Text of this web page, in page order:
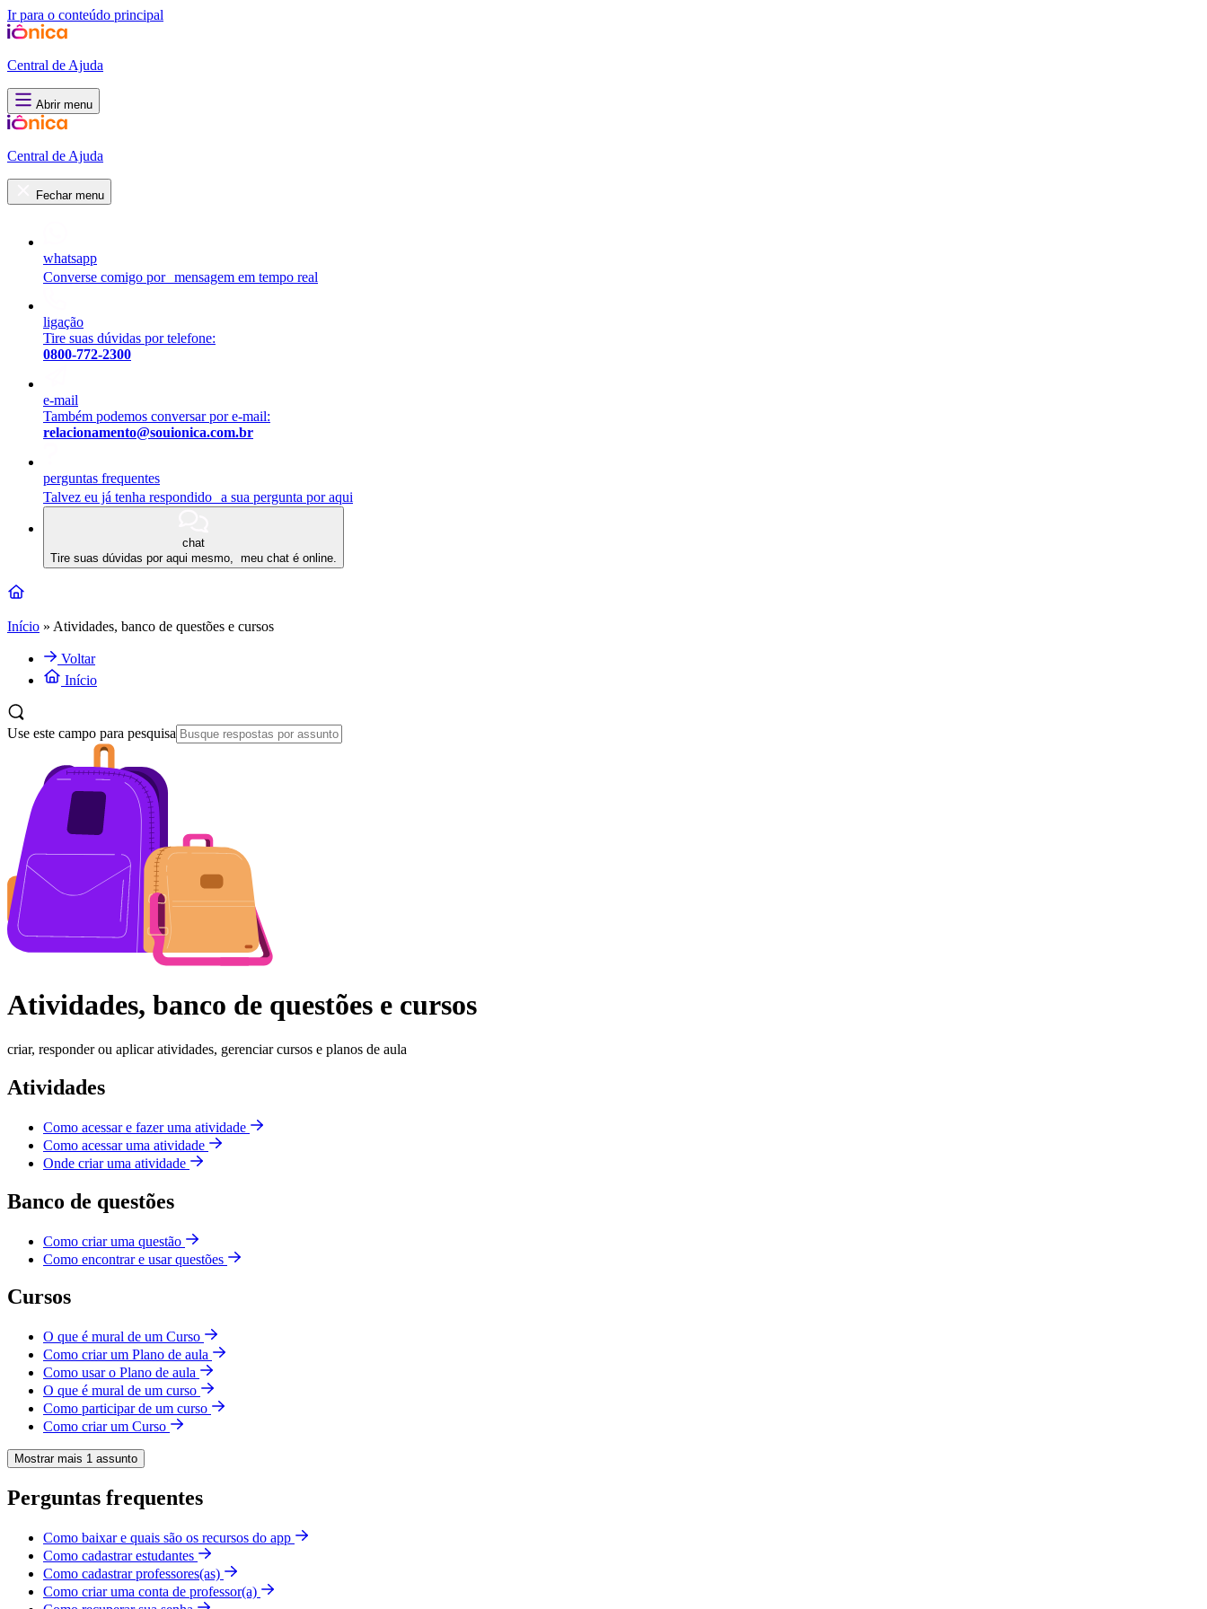
Ir para o conteúdo principal
Central de Ajuda
Abrir menu
Central de Ajuda
Fechar menu
whatsapp
Converse comigo por mensagem em tempo real
ligação
Tire suas dúvidas por telefone:
0800-772-2300
e-mail
Também podemos conversar por e-mail:
relacionamento@souionica.com.br
perguntas frequentes
Talvez eu já tenha respondido a sua pergunta por aqui
chat
Tire suas dúvidas por aqui mesmo, meu chat é online.
Início » Atividades, banco de questões e cursos
Voltar
Início
Use este campo para pesquisa
Atividades, banco de questões e cursos
criar, responder ou aplicar atividades, gerenciar cursos e planos de aula
Atividades
Como acessar e fazer uma atividade
Como acessar uma atividade
Onde criar uma atividade
Banco de questões
Como criar uma questão
Como encontrar e usar questões
Cursos
O que é mural de um Curso
Como criar um Plano de aula
Como usar o Plano de aula
O que é mural de um curso
Como participar de um curso
Como criar um Curso
Mostrar mais 1 assunto
Perguntas frequentes
Como baixar e quais são os recursos do app
Como cadastrar estudantes
Como cadastrar professores(as)
Como criar uma conta de professor(a)